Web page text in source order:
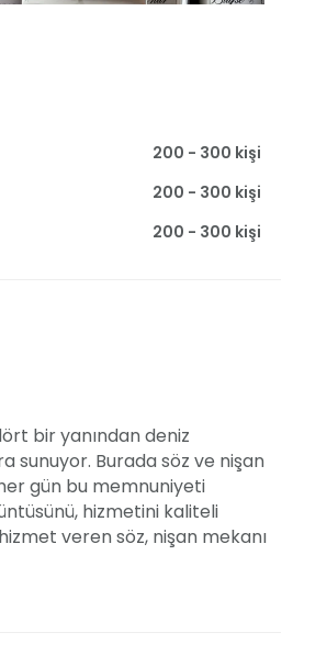
200 - 300 kişi
200 - 300 kişi
200 - 300 kişi
bir yanından deniz
sunuyor. Burada söz ve nişan
gün bu memnuniyeti
hizmetini kaliteli
veren söz, nişan mekanı